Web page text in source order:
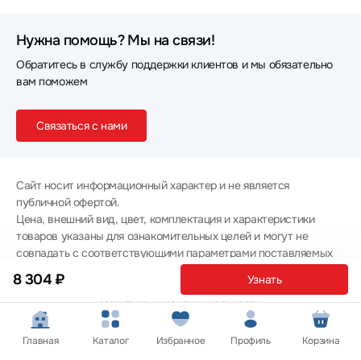
8 304 ₽ Узнать
Нужна помощь? Мы на связи!
Обратитесь в службу поддержки клиентов и мы обязательно
вам поможем
Связаться с нами
Сайт носит информационный характер и не является
публичной офертой.
Цена, внешний вид, цвет, комплектация и характеристики
товаров указаны для ознакомительных целей и могут не
совпадать с соответствующими параметрами поставляемых
товаров - уточняйте информацию у менеджера при
оформлении заказа.
Политика конфиденциальности
© 2012 — 2026 ООО «Эпл Тэк»
Главная Каталог Избранное Профиль Корзина